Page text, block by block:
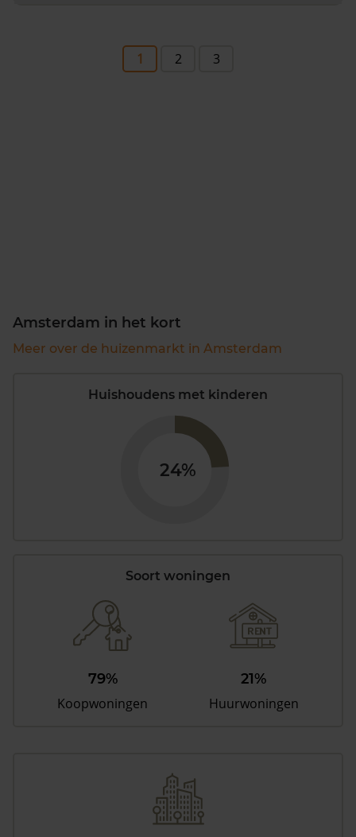
1 2 3
Amsterdam in het kort
Meer over de huizenmarkt in Amsterdam
Huishoudens met kinderen
24%
Soort woningen
79%
Koopwoningen
21%
Huurwoningen